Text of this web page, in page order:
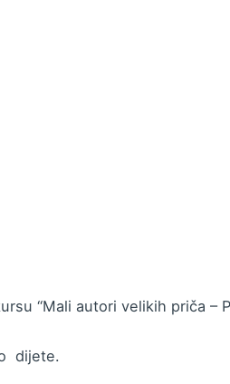
“Mali autori velikih priča –
dijete.